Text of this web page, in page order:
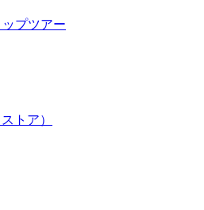
ップツアー
トア）